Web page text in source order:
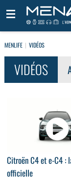
MENLIFE VIDÉOS
VIDÉOS
Citroën C4 et e-C4 :
officielle